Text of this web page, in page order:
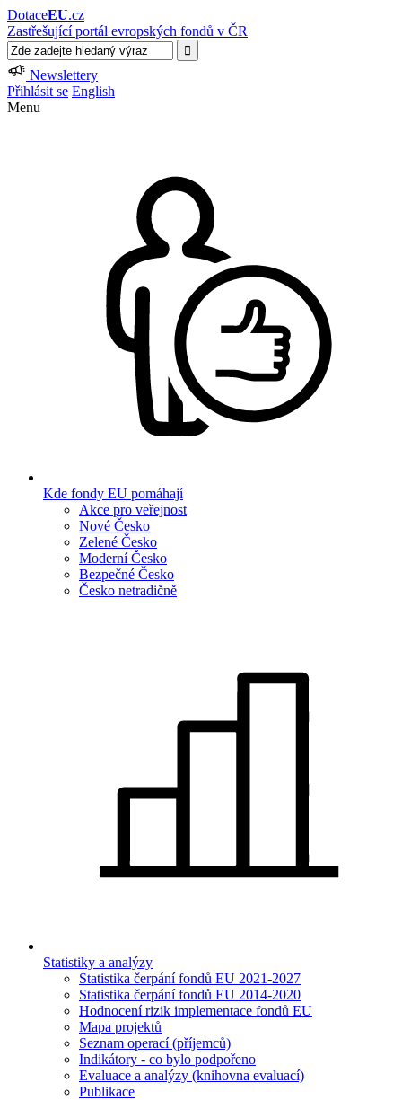
DotaceEU.cz
Zastřešující portál evropských fondů v ČR
Newslettery
Přihlásit se English
Menu
Kde fondy EU pomáhají
Akce pro veřejnost
Nové Česko
Zelené Česko
Moderní Česko
Bezpečné Česko
Česko netradičně
Statistiky a analýzy
Statistika čerpání fondů EU 2021-2027
Statistika čerpání fondů EU 2014-2020
Hodnocení rizik implementace fondů EU
Mapa projektů
Seznam operací (příjemců)
Indikátory - co bylo podpořeno
Evaluace a analýzy (knihovna evaluací)
Publikace